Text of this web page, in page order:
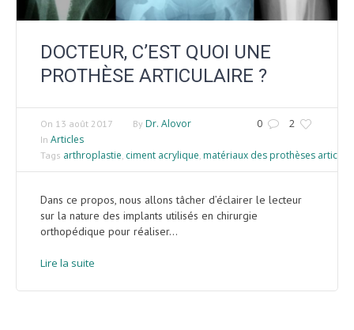
DOCTEUR, C’EST QUOI UNE
PROTHÈSE ARTICULAIRE ?
0 2
On 13 août 2017 By Dr. Alovor
In Articles
Tags arthroplastie, ciment acrylique, matériaux des prothèses
Dans ce propos, nous allons tâcher d’éclairer le lecteur
sur la nature des implants utilisés en chirurgie
orthopédique pour réaliser...
Lire la suite